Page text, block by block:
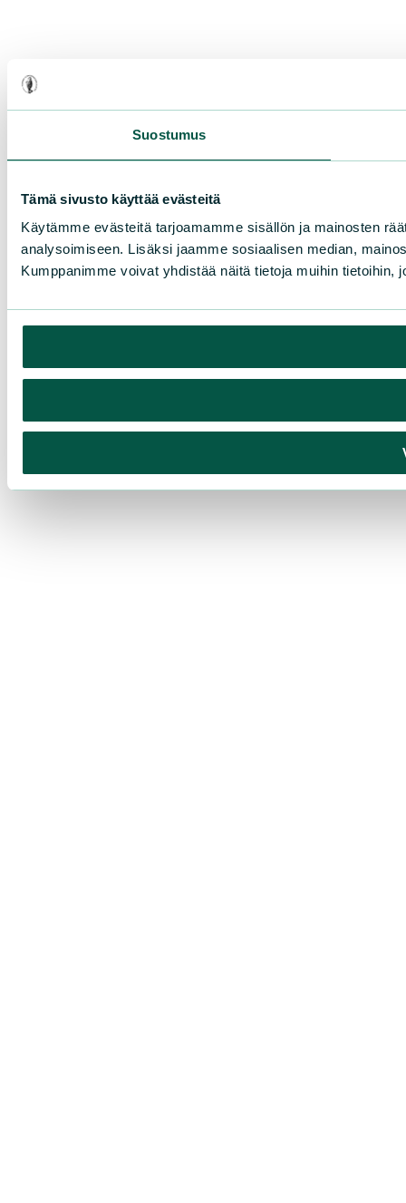
Suostumus
Tämä sivusto käyttää evästeitä
Käytämme evästeitä tarjoamamme sisällön ja mainosten
analysoimiseen. Lisäksi jaamme sosiaalisen median,
Kumppanimme voivat yhdistää näitä tietoja muihin tietoihin,